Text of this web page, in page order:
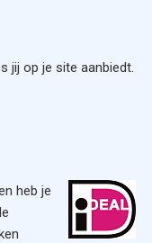
jij op je site aanbiedt.
heb je